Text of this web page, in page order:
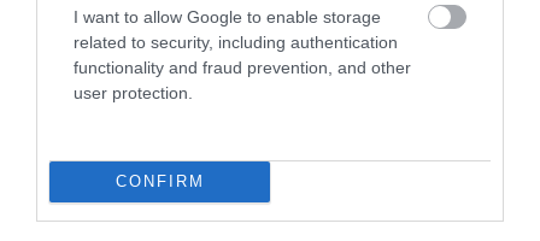
I want to allow Google to enable storage
related to security, including authentication
functionality and fraud prevention, and other
user protection.
CONFIRM